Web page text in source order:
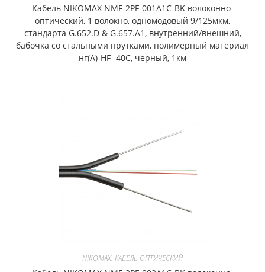
Кабель NIKOMAX NMF-2PF-001A1C-BK волоконно-
оптический, 1 волокно, одномодовый 9/125мкм,
стандарта G.652.D & G.657.A1, внутренний/внешний,
бабочка со стальными прутками, полимерный материал
нг(A)-HF -40C, черный, 1км
NIKOMAX. КАБЕЛЬ ОПТИЧЕСКИЙ